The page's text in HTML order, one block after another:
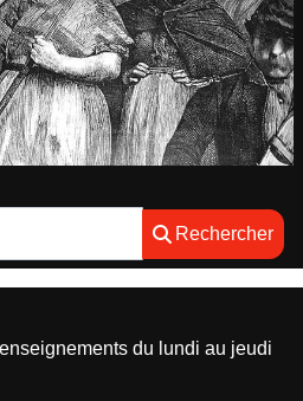
Rechercher
du lundi au jeudi